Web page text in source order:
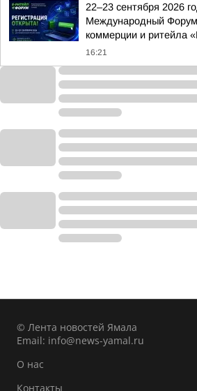
22–23 сентября 2026
Международный Форум
коммерции и
16:21
© Лента новостей Ямала
Email: info@news-yamal.ru
О нас
Контакты